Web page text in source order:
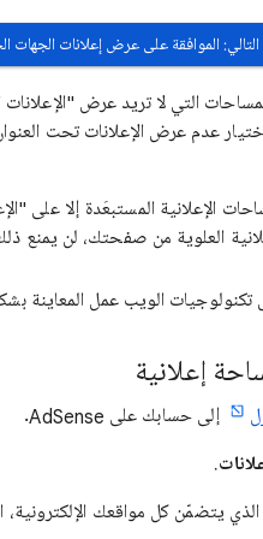
التالي: الموافقة على عرض إعلانات
التي لا تريد عرض
عدم عرض الإعلانات تحت
الإعلانية المستبعَدة إلا على
العلوية من صفحتك، لن يمنع
الويب عمل المعاينة
إعلانية
إلى حسابك على AdSense.
.
يتضمّن كل مواقعك الإلكترونية،